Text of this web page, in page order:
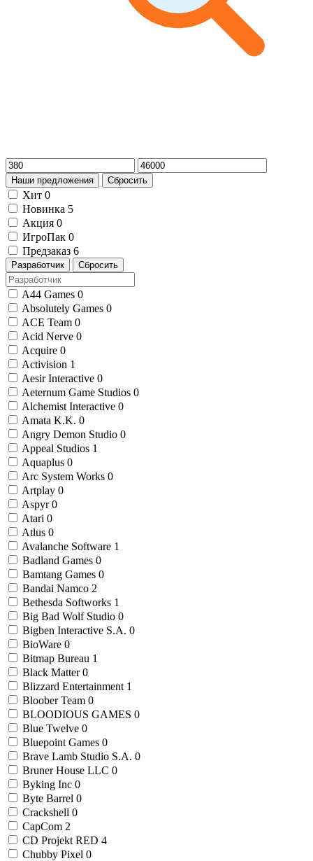
Наши предложения Сбросить
Хит 0
Новинка 5
Акция 0
ИгроПак 0
Предзаказ 6
Разработчик Сбросить
A44 Games 0
Absolutely Games 0
ACE Team 0
Acid Nerve 0
Acquire 0
Activision 1
Aesir Interactive 0
Aeternum Game Studios 0
Alchemist Interactive 0
Amata K.K. 0
Angry Demon Studio 0
Appeal Studios 1
Aquaplus 0
Arc System Works 0
Artplay 0
Aspyr 0
Atari 0
Atlus 0
Avalanche Software 1
Badland Games 0
Bamtang Games 0
Bandai Namco 2
Bethesda Softworks 1
Big Bad Wolf Studio 0
Bigben Interactive S.A. 0
BioWare 0
Bitmap Bureau 1
Black Matter 0
Blizzard Entertainment 1
Bloober Team 0
BLOODIOUS GAMES 0
Blue Twelve 0
Bluepoint Games 0
Brave Lamb Studio S.A. 0
Bruner House LLC 0
Byking Inc 0
Byte Barrel 0
Crackshell 0
CapCom 2
CD Projekt RED 4
Chubby Pixel 0